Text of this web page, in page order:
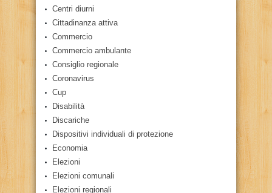
Centri diurni
Cittadinanza attiva
Commercio
Commercio ambulante
Consiglio regionale
Coronavirus
Cup
Disabilità
Discariche
Dispositivi individuali di protezione
Economia
Elezioni
Elezioni comunali
Elezioni regionali